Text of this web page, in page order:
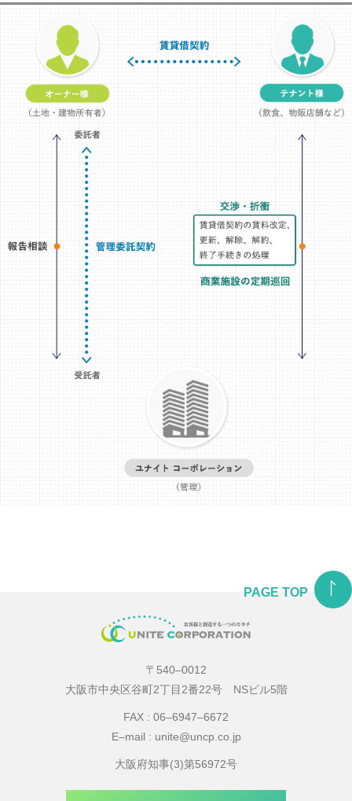
〒540‒0012
大阪市中央区谷町2丁目2番22号 NSビル5階
FAX : 06‒6947‒6672
E‒mail : unite@uncp.co.jp
大阪府知事(3)第56972号
PAGE TOP